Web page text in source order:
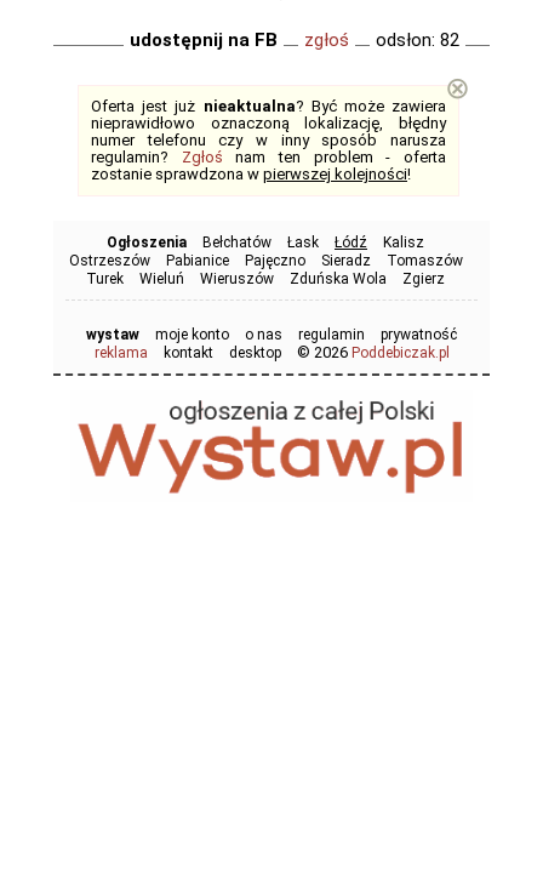
udostępnij na FB zgłoś odsłon: 82
Oferta jest już nieaktualna? Być może zawiera
nieprawidłowo oznaczoną lokalizację, błędny
numer telefonu czy w inny sposób narusza
regulamin? Zgłoś nam ten problem - oferta
zostanie sprawdzona w pierwszej kolejności!
⊗
Ogłoszenia Bełchatów Łask Łódź
Kalisz
Ostrzeszów
Pabianice Pajęczno Sieradz
Tomaszów
Turek
Wieluń Wieruszów Zduńska Wola Zgierz
wystaw moje konto o nas regulamin
prywatność
reklama
kontakt desktop © 2026 Poddebiczak.pl